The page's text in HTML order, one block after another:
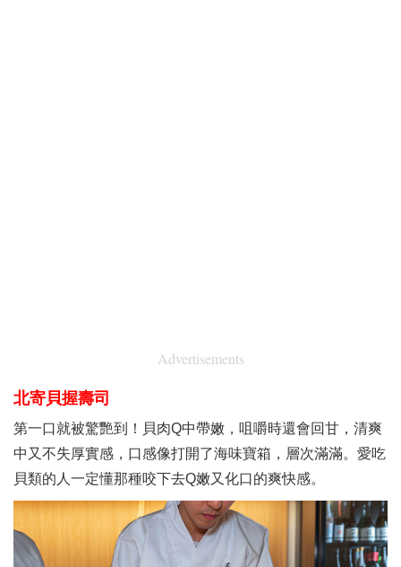
Advertisements
北寄貝握壽司
第一口就被驚艷到！貝肉Q中帶嫩，咀嚼時還會回甘，清爽
中又不失厚實感，口感像打開了海味寶箱，層次滿滿。愛吃
貝類的人一定懂那種咬下去Q嫩又化口的爽快感。